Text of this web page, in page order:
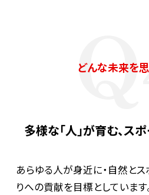
どんな未来を
多様な「人」が育む、ス
あらゆる人が身近に・自然と
りへの貢献を目標としています